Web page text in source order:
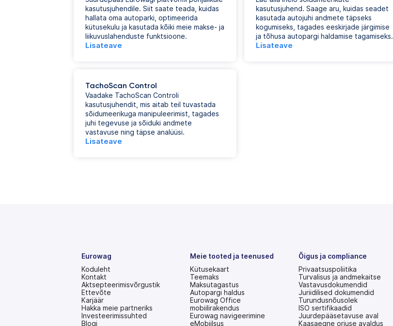
kasutusjuhendile. Siit saate teada, kuidas
hallata oma autoparki, optimeerida
kütusekulu ja kasutada kõiki meie makse- ja
liikuvuslahenduste funktsioone.
Lisateave
kasutusjuhend. Saage aru, kuidas seadet
kasutada autojuhi andmete täpseks
kogumiseks, tagades eeskirjade järgimise
ja tõhusa autopargi haldamise tagamiseks.
Lisateave
TachoScan Control
Vaadake TachoScan Controli
kasutusjuhendit, mis aitab teil tuvastada
sõidumeerikuga manipuleerimist, tagades
juhi tegevuse ja sõiduki andmete
vastavuse ning täpse analüüsi.
Lisateave
Eurowag
Koduleht
Kontakt
Aktsepteerimisvõrgustik
Ettevõte
Karjäär
Hakka meie partneriks
Investeerimissuhted
(avaneb
Blogi
Meie tooted ja teenused
Kütusekaart
Teemaks
Maksutagastus
Autopargi haldus
Eurowag Office
mobiilirakendus
Eurowag navigeerimine
eMobiilsus
Õigus ja compliance
Privaatsuspoliitika
Turvalisus ja andmekaitse
Vastavusdokumendid
Juriidilised dokumendid
Turundusnõusolek
ISO sertifikaadid
Juurdepääsetavuse aval
(avaneb
Kaasaegne orjuse avaldus